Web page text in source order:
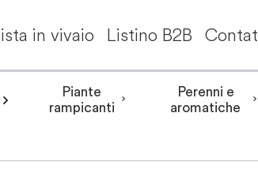
in vivaio Listino B2B
Piante da interni - Piante da
Arbusti a
Hydrangea involucrataHydrangea
giapponesi Alberi per climi miti
Peonia Erbacea Peonia Itoh
Rosa rampicante Rosa cespuglio
Piante
rampicanti
Akebia Aristolochia
Perenni e
aromatiche